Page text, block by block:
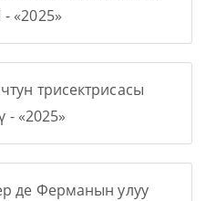
«2025»
трисектрисасы
- «2025»
де Ферманын улуу